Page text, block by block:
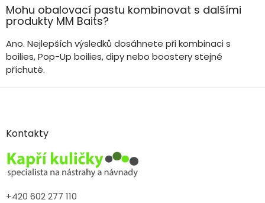
Mohu obalovací pastu kombinovat s dalšími
produkty MM Baits?
Ano. Nejlepších výsledků dosáhnete při kombinaci s
boilies, Pop-Up boilies, dipy nebo boostery stejné
příchutě.
Z
aKontakty
+420 602 277 110